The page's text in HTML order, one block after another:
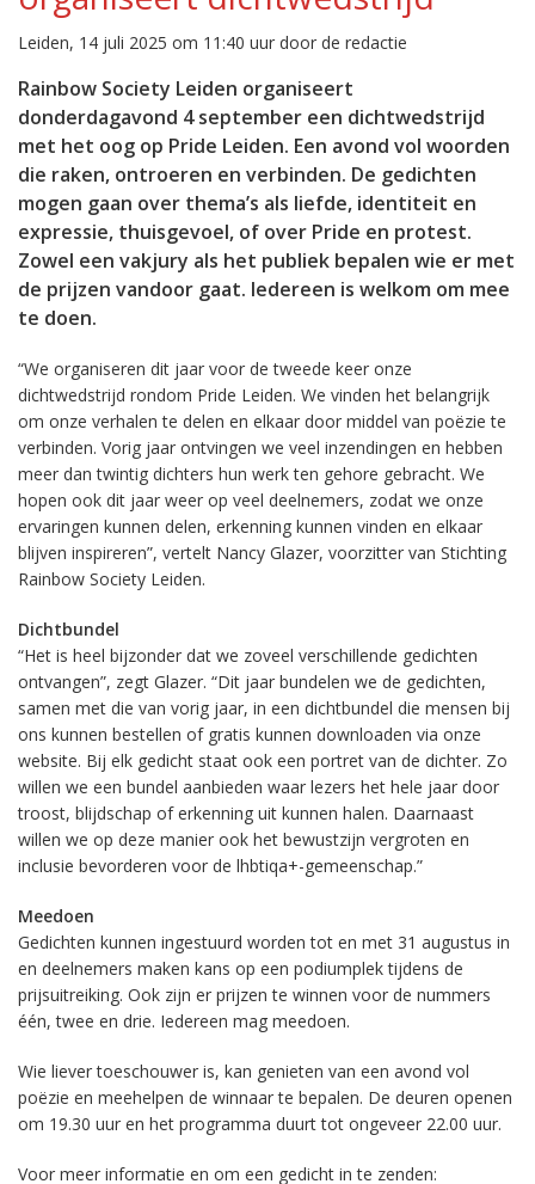
Leiden, 14 juli 2025 om 11:40 uur door de redactie
Rainbow Society Leiden organiseert
donderdagavond 4 september een dichtwedstrijd
met het oog op Pride Leiden. Een avond vol woorden
die raken, ontroeren en verbinden. De gedichten
mogen gaan over thema’s als liefde, identiteit en
expressie, thuisgevoel, of over Pride en protest.
Zowel een vakjury als het publiek bepalen wie er met
de prijzen vandoor gaat. Iedereen is welkom om mee
te doen.
“We organiseren dit jaar voor de tweede keer onze
dichtwedstrijd rondom Pride Leiden. We vinden het belangrijk
om onze verhalen te delen en elkaar door middel van poëzie te
verbinden. Vorig jaar ontvingen we veel inzendingen en hebben
meer dan twintig dichters hun werk ten gehore gebracht. We
hopen ook dit jaar weer op veel deelnemers, zodat we onze
ervaringen kunnen delen, erkenning kunnen vinden en elkaar
blijven inspireren”, vertelt Nancy Glazer, voorzitter van Stichting
Rainbow Society Leiden.
Dichtbundel
“Het is heel bijzonder dat we zoveel verschillende gedichten
ontvangen”, zegt Glazer. “Dit jaar bundelen we de gedichten,
samen met die van vorig jaar, in een dichtbundel die mensen bij
ons kunnen bestellen of gratis kunnen downloaden via onze
website. Bij elk gedicht staat ook een portret van de dichter. Zo
willen we een bundel aanbieden waar lezers het hele jaar door
troost, blijdschap of erkenning uit kunnen halen. Daarnaast
willen we op deze manier ook het bewustzijn vergroten en
inclusie bevorderen voor de lhbtiqa+-gemeenschap.”
Meedoen
Gedichten kunnen ingestuurd worden tot en met 31 augustus in
en deelnemers maken kans op een podiumplek tijdens de
prijsuitreiking. Ook zijn er prijzen te winnen voor de nummers
één, twee en drie. Iedereen mag meedoen.
Wie liever toeschouwer is, kan genieten van een avond vol
poëzie en meehelpen de winnaar te bepalen. De deuren openen
om 19.30 uur en het programma duurt tot ongeveer 22.00 uur.
Voor meer informatie en om een gedicht in te zenden: